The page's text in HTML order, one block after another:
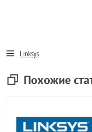
Linksys
Похожие